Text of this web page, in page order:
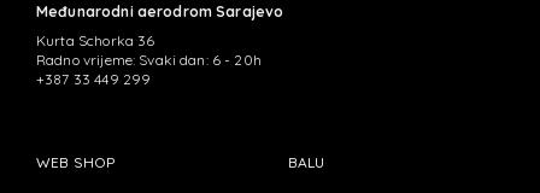
Međunarodni aerodrom Sarajevo
Kurta Schorka 36
Radno vrijeme: Svaki dan: 6 - 20h
+387 33 449 299
WEB SHOP BALU